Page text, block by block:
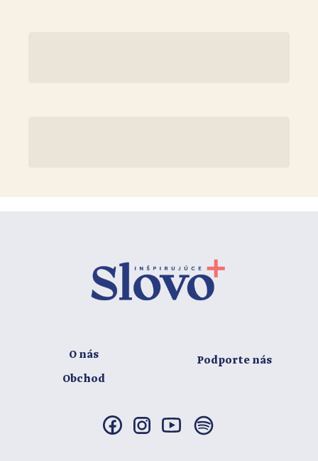
O nás
Obchod
Podporte nás